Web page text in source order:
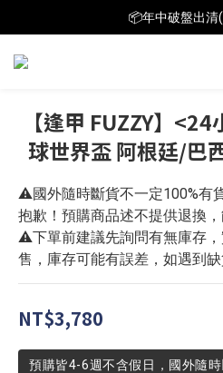
📦年中破盤出清
📦年中破盤出清
$199短T火熱特賣
【逢甲 FUZZY】
球世界盃 阿根廷/巴
⚠️國外隨時斷貨不一定100%有
抱歉！預購商品述不提供退換
⚠️下單前建議先詢問有無庫存
售，庫存可能有誤差，如遇到
NT$3,780
預購皆4-6週不含假日，國外隨